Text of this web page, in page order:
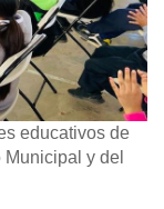
educativos de
y del